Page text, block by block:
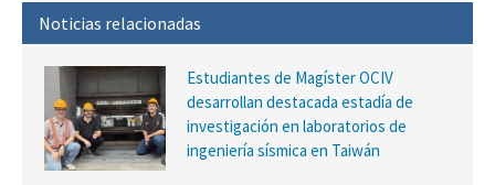
Noticias relacionadas
Estudiantes de Magíster OCIV
desarrollan destacada estadía de
investigación en laboratorios de
ingeniería sísmica en Taiwán